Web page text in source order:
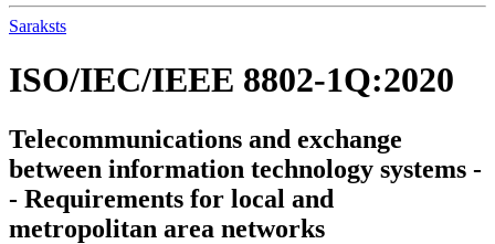
Saraksts
ISO/IEC/IEEE 8802-1Q:2020
Telecommunications and exchange
between information technology systems -
- Requirements for local and
metropolitan area networks